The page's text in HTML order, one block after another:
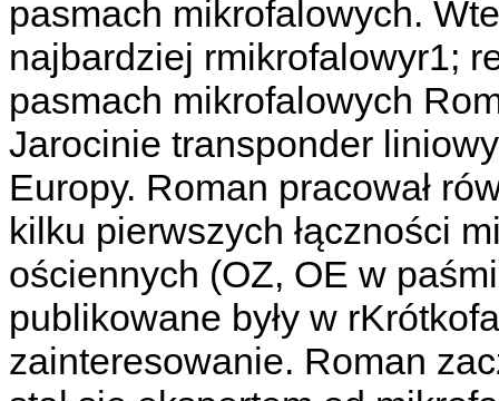
pasmach mikrofalowych.
najbardziej rmikrofalowyr1;
pasmach mikrofalowych
Jarocinie transponder
Europy. Roman pracował
kilku pierwszych łączności
ościennych (OZ, OE w
publikowane były w
zainteresowanie. Roman